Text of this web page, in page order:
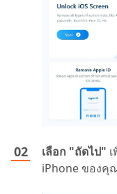
เลือก "ถัดไป"
iPhone ของคุ